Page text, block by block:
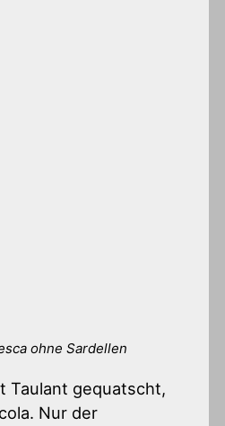
ohne Sardellen
Taulant gequatscht,
Nur der